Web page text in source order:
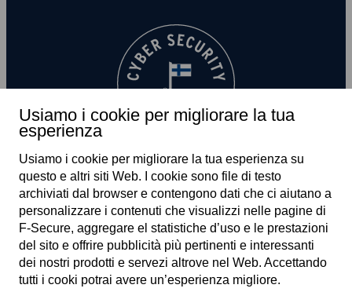
IT
Usiamo i cookie per migliorare la tua
esperienza
Usiamo i cookie per migliorare la tua esperienza su
questo e altri siti Web. I cookie sono file di testo
archiviati dal browser e contengono dati che ci aiutano a
personalizzare i contenuti che visualizzi nelle pagine di
F‑Secure, aggregare el statistiche d’uso e le prestazioni
del sito e offrire pubblicità più pertinenti e interessanti
dei nostri prodotti e servezi altrove nel Web. Accettando
tutti i cooki potrai avere un’esperienza migliore.